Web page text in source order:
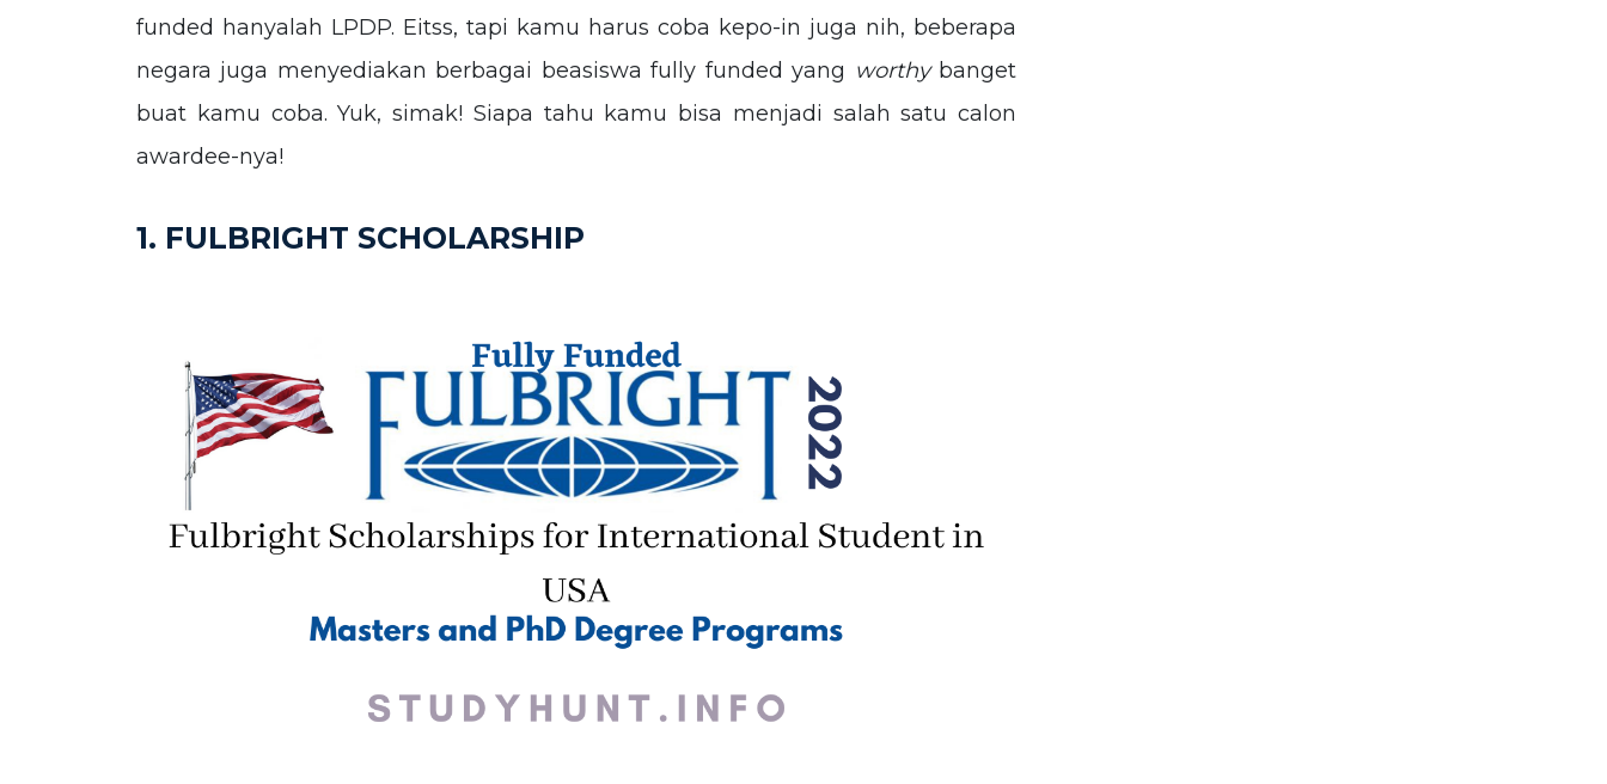
funded hanyalah LPDP. Eitss, tapi kamu harus coba kepo-in juga nih, beberapa
negara juga menyediakan berbagai beasiswa fully funded yang worthybanget
buat kamu coba. Yuk, simak! Siapa tahu kamu bisa menjadi salah satu calon
awardee-nya!
1. FULBRIGHT SCHOLARSHIP